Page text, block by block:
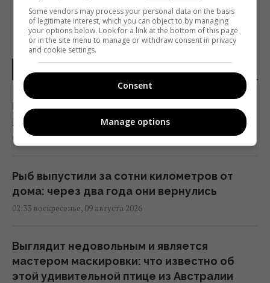
На виноградниках в США установили более
500 домиков для сов: результат удивил
03:30 воскресенье, 09 августа 2026
Рыб выпустили за сотни километров от
дома: через два года они вернулись
02:33 воскресенье, 09 августа 2026
Выглядит недовольным и является
мастером маскировки: что известно об
этой удивительной птице из Австралии
Some vendors may process your personal data on the basis
of legitimate interest, which you can object to by managing
your options below. Look for a link at the bottom of this page
or in the site menu to manage or withdraw consent in privacy
and cookie settings.
Consent
Manage options